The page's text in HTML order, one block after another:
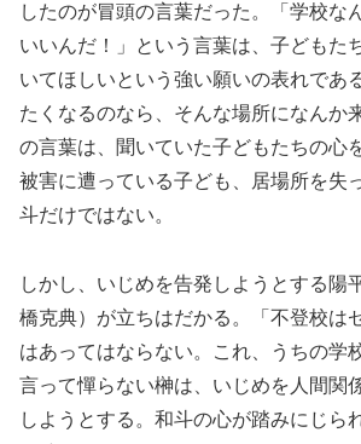
したのが冒頭の言葉だった。「学校な
いいんだ！」という言葉は、子どもた
いてほしいという強い願いの表れであ
たくなるのなら、そんな場所になんか
の言葉は、聞いていた子どもたちの心
被害に遭っている子ども、居場所を失
斗だけではない。
しかし、いじめを告発しようとする陽
橋克典）が立ちはだかる。「不登校は
はあってはならない。これ、うちの学
言って憚らない榊は、いじめを人間関
しようとする。和斗の心が踏みにじら